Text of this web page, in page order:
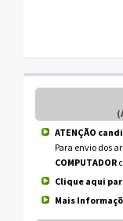
ATENÇÃO
Para envio dos
COMPUTADOR
Clique aqui
Mais